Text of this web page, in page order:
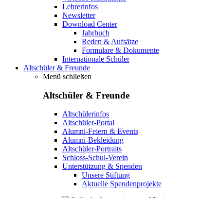
Lehrerinfos
Newsletter
Download Center
Jahrbuch
Reden & Aufsätze
Formulare & Dokumente
Internationale Schüler
Altschüler & Freunde
Menü schließen
Altschüler & Freunde
Altschülerinfos
Altschüler-Portal
Alumni-Feiern & Events
Alumni-Bekleidung
Altschüler-Portraits
Schloss-Schul-Verein
Unterstützung & Spenden
Unsere Stiftung
Aktuelle Spendenprojekte